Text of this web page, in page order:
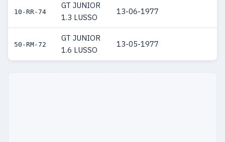
10-RR-74
GT JUNIOR
1.3 LUSSO
13-06-1977
50-RM-72
GT JUNIOR
1.6 LUSSO
13-05-1977